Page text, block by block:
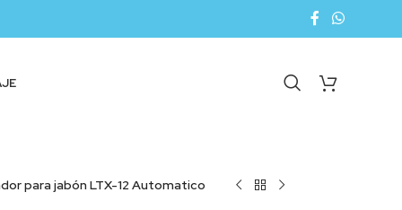
para jabón LTX-12 Automatico